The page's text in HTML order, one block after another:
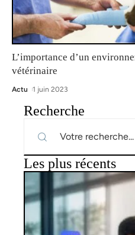
L’importance d’un
vétérinaire
Actu 1 juin 2023
Recherche
Les plus récents